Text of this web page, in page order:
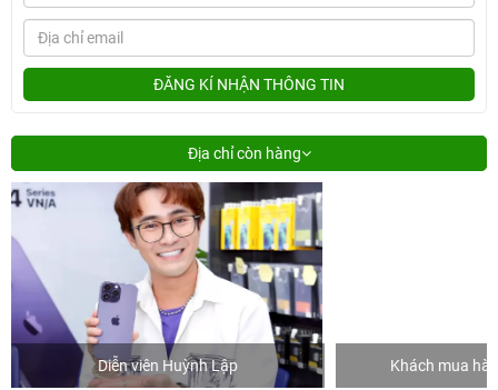
ĐĂNG KÍ NHẬN THÔNG TIN
Địa chỉ còn hàng
Diễn viên Huỳnh Lập Khách mua